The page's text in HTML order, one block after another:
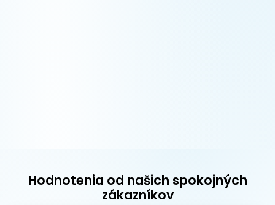
Hodnotenia od našich spokojných
zákazníkov